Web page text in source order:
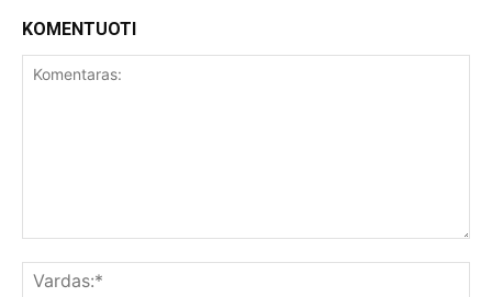
KOMENTUOTI